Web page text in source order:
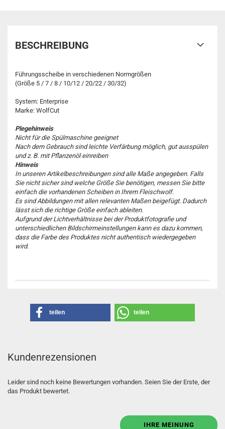
BESCHREIBUNG
Führungsscheibe in verschiedenen Normgrößen
(Größe 5 / 7 / 8 / 10/12 / 20/22 / 30/32)
System: Enterprise
Marke: WolfCut
Plegehinweis
Nicht für die Spülmaschine geeignet
Nach dem Gebrauch sind leichte Verfärbung möglich, gut ausspülen
und z. B. mit Pflanzenöl einreiben
Hinweis
In unseren Artikelbeschreibungen sind alle Maße angegeben. Falls
Sie nicht sicher sind welche Größe Sie benötigen, messen Sie bitte
einfach die vorhandenen Scheiben in Ihrem Fleischwolf.
Es sind Abbildungen mit allen relevanten Maßen beigefügt. Dadurch
lässt sich die richtige Größe einfach ableiten.
Aufgrund der Lichtverhältnisse bei der Produktfotografie und
unterschiedlichen Bildschirmeinstellungen kann es dazu kommen,
dass die Farbe des Produktes nicht authentisch wiedergegeben
wird.
teilen teilen
Kundenrezensionen
Leider sind noch keine Bewertungen vorhanden. Seien Sie der Erste, der
das Produkt bewertet.
IHRE MEINUNG